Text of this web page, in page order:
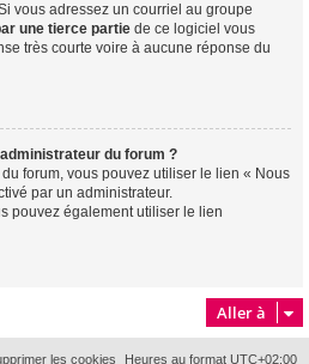
vous adressez un courriel au groupe
une tierce partie de ce logiciel vous
très courte voire à aucune réponse du
du forum ?
forum, vous pouvez utiliser le lien « Nous
par un administrateur.
pouvez également utiliser le lien
Aller à
Heures au format UTC+02:00
les cookies